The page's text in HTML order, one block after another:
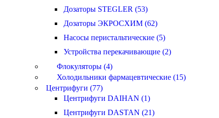
Дозаторы STEGLER (53)
Дозаторы ЭКРОСХИМ (62)
Насосы перистальтические (5)
Устройства перекачивающие (2)
Флокуляторы (4)
Холодильники фармацевтические (15)
Центрифуги (77)
Центрифуги DAIHAN (1)
Центрифуги DASTAN (21)